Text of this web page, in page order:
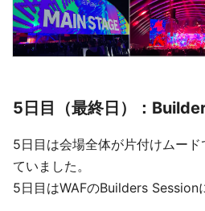
5日目（最終日）：
5日目は会場全体が片付けムー
ていました。
5日目はWAFのBuilders Session